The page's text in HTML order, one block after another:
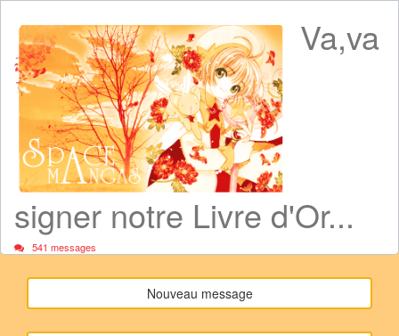
Va,va
signer notre Livre d'Or...
541 messages
Nouveau message